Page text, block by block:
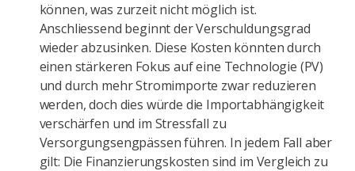
können, was zurzeit nicht möglich ist.
Anschliessend beginnt der Verschuldungsgrad
wieder abzusinken. Diese Kosten könnten durch
einen stärkeren Fokus auf eine Technologie (PV)
und durch mehr Stromimporte zwar reduzieren
werden, doch dies würde die Importabhängigkeit
verschärfen und im Stressfall zu
Versorgungsengpässen führen. In jedem Fall aber
gilt: Die Finanzierungskosten sind im Vergleich zu